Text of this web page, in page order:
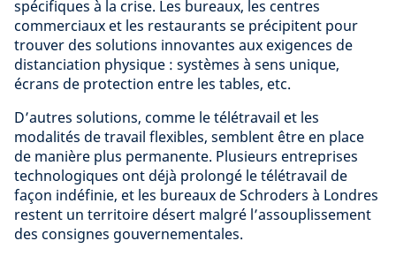
spécifiques à la crise. Les bureaux, les centres
commerciaux et les restaurants se précipitent pour
trouver des solutions innovantes aux exigences de
distanciation physique : systèmes à sens unique,
écrans de protection entre les tables, etc.
D’autres solutions, comme le télétravail et les
modalités de travail flexibles, semblent être en place
de manière plus permanente. Plusieurs entreprises
technologiques ont déjà prolongé le télétravail de
façon indéfinie, et les bureaux de Schroders à Londres
restent un territoire désert malgré l’assouplissement
des consignes gouvernementales.